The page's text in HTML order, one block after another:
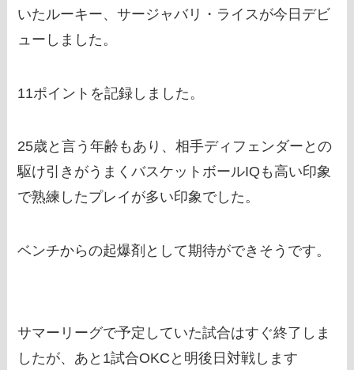
いたルーキー、サージャバリ・ライスが今日デビ
ューしました。
11ポイントを記録しました。
25歳と言う年齢もあり、相手ディフェンダーとの
駆け引きがうまくバスケットボールIQも高い印象
で熟練したプレイが多い印象でした。
ベンチからの起爆剤として期待ができそうです。
サマーリーグで予定していた試合はすぐ終了しま
したが、あと1試合OKCと明後日対戦します